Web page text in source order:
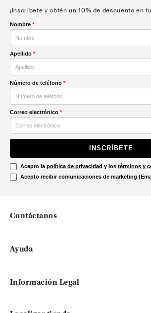
¡Inscríbete y obtén un 10% de descuento en
Nombre *
Apellido *
Número de teléfono *
Correo electrónico *
INSCRÍBETE
Acepto la política de privacidad y los términos y
Acepto recibir comunicaciones de marketing
Contáctanos
Ayuda
Información Legal